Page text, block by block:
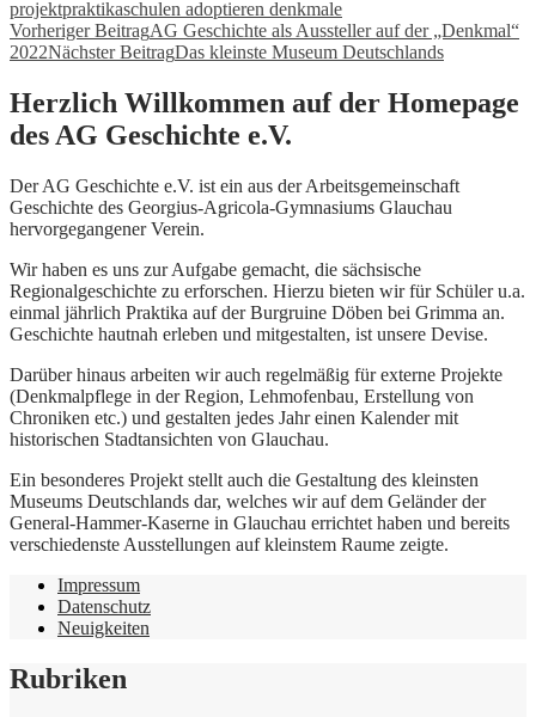
projektpraktikaschulen adoptieren denkmale
Beitragsnavigation
Vorheriger BeitragAG Geschichte als Aussteller auf der „Denkmal“
2022Nächster BeitragDas kleinste Museum Deutschlands
Herzlich Willkommen auf der Homepage
des AG Geschichte e.V.
Der AG Geschichte e.V. ist ein aus der Arbeitsgemeinschaft
Geschichte des Georgius-Agricola-Gymnasiums Glauchau
hervorgegangener Verein.
Wir haben es uns zur Aufgabe gemacht, die sächsische
Regionalgeschichte zu erforschen. Hierzu bieten wir für Schüler u.a.
einmal jährlich Praktika auf der Burgruine Döben bei Grimma an.
Geschichte hautnah erleben und mitgestalten, ist unsere Devise.
Darüber hinaus arbeiten wir auch regelmäßig für externe Projekte
(Denkmalpflege in der Region, Lehmofenbau, Erstellung von
Chroniken etc.) und gestalten jedes Jahr einen Kalender mit
historischen Stadtansichten von Glauchau.
Ein besonderes Projekt stellt auch die Gestaltung des kleinsten
Museums Deutschlands dar, welches wir auf dem Geländer der
General-Hammer-Kaserne in Glauchau errichtet haben und bereits
verschiedenste Ausstellungen auf kleinstem Raume zeigte.
Impressum
Datenschutz
Neuigkeiten
Rubriken